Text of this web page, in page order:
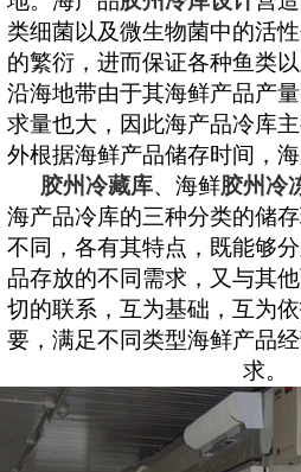
类细菌以及微生物菌中的活
的繁衍，进而保证各种鱼类
沿海地带由于其海鲜产品产
求量也大，因此海产品冷库
外根据海鲜产品储存时间，
胶州冷藏库、海鲜胶州冷
海产品冷库的三种分类的储
不同，各有其特点，既能够
品存放的不同需求，又与其
切的联系，互为基础，互为
要，满足不同类型海鲜产品
求。